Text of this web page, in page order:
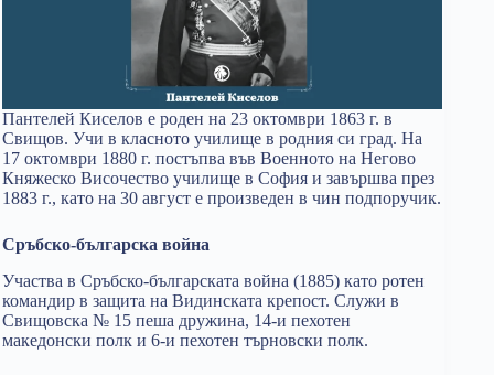
Пантелей Киселов е роден на 23 октомври 1863 г. в
Свищов. Учи в класното училище в родния си град. На
17 октомври 1880 г. постъпва във Военното на Негово
Княжеско Височество училище в София и завършва през
1883 г., като на 30 август е произведен в чин подпоручик.
Сръбско-българска война
Участва в Сръбско-българската война (1885) като ротен
командир в защита на Видинската крепост. Служи в
Свищовска № 15 пеша дружина, 14-и пехотен
македонски полк и 6-и пехотен търновски полк.